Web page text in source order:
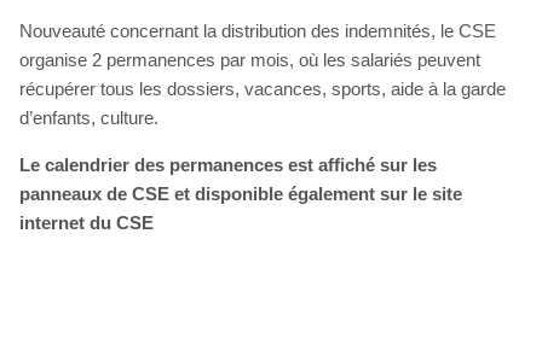
Nouveauté concernant la distribution des indemnités, le CSE
organise 2 permanences par mois, où les salariés peuvent
récupérer tous les dossiers, vacances, sports, aide à la garde
d’enfants, culture.
Le calendrier des permanences est affiché sur les
panneaux de CSE et disponible également sur le site
internet du CSE